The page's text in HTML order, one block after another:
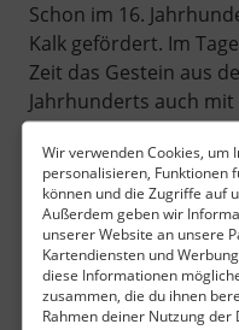
Wir verwenden Cookies, um
personalisieren, Funktionen
können und die Zugriffe auf
Außerdem geben wir
unserer Website an unsere
Kartendiensten und
diese Informationen
zusammen, die du ihnen
Rahmen deiner Nutzung
Schon im 16.
Kalk gefördert. Im
Zeit das Gestein aus
Jahrhunderts auch
begonnen wurde. Zu
auch eine Seilbahn,
beliefern zu können.
die Vorkommen
den Betrieb ein.